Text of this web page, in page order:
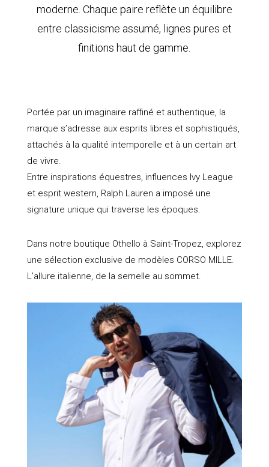
moderne. Chaque paire reflète un équilibre
entre classicisme assumé, lignes pures et
finitions haut de gamme.
Portée par un imaginaire raffiné et authentique, la
marque s’adresse aux esprits libres et sophistiqués,
attachés à la qualité intemporelle et à un certain art
de vivre.
Entre inspirations équestres, influences Ivy League
et esprit western, Ralph Lauren a imposé une
signature unique qui traverse les époques.
Dans notre boutique Othello à Saint-Tropez, explorez
une sélection exclusive de modèles CORSO MILLE.
L’allure italienne, de la semelle au sommet.